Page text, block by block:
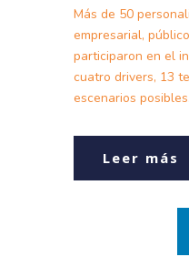
Más de 50
empresarial,
participaron en el
cuatro drivers, 13
escenarios posibles.
Leer más